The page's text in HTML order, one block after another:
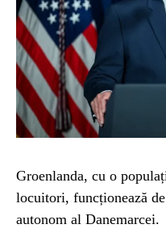
Groenlanda, cu o
locuitori, funcționează
autonom al Danemarcei.